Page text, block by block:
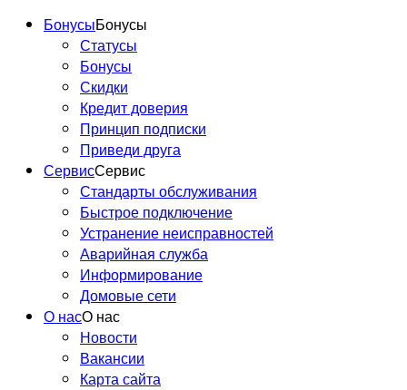
БонусыБонусы
Статусы
Бонусы
Скидки
Кредит доверия
Принцип подписки
Приведи друга
СервисСервис
Стандарты обслуживания
Быстрое подключение
Устранение неисправностей
Аварийная служба
Информирование
Домовые сети
О насО нас
Новости
Вакансии
Карта сайта